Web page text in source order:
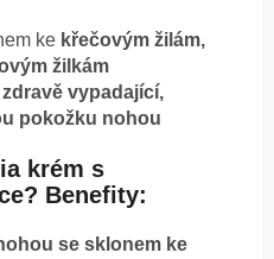
ke křečovým žilám,
žilkám
zdravě vypadající,
pokožku nohou
krém s
Benefity:
se sklonem ke